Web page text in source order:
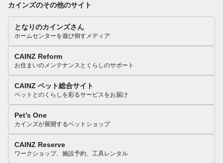
カインズのその他のサイト
となりのカインズさん
ホームセンターを遊び倒すメディア
CAINZ Reform
お住まいのメンテナンスとくらしのサポート
CAINZ ペット総合サイト
ペットとのくらしを彩るサービスをお届け
Pet’s One
カインズが展開するペットショップ
CAINZ Reserve
ワークショップ、施設予約、工具レンタル